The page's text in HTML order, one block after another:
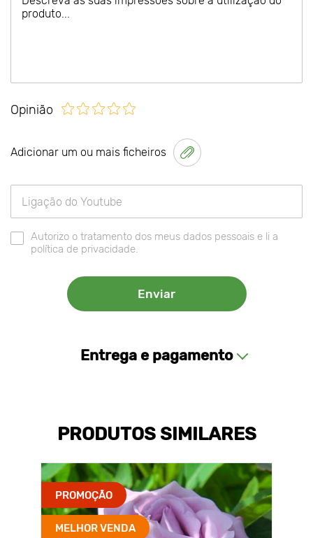
Opinião
Adicionar um ou mais ficheiros
Autorizo o tratamento dos meus dados pessoais e li a
política de privacidade.
Entrega e pagamento
PRODUTOS SIMILARES
PROMOÇÃO
MELHOR VENDA